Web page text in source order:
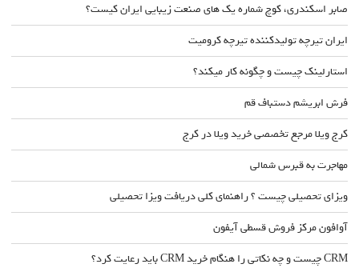
صابر اسکندری، کوچ شماره یک های صنعت زیبایی ایران کیست؟
ایران تیرچه تولیدکننده تیرچه کرومیت
استارلینک چیست و چگونه کار میکند؟
فرش ابریشم دستباف قم
کرج ویلا مرجع تخصصی خرید ویلا در کرج
مهاجرت به قبرس شمالی
ویزای تحصیلی چیست ؟ راهنمای کلی دریافت ویزا تحصیلی
آوافون مرکز فروش قسطی آیفون
CRM چیست و چه نکاتی را هنگام خرید CRM باید رعایت کرد؟